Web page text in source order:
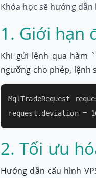
Khóa học sẽ hướng
1. Giới hạn
Khi gửi lệnh qua hàm
ngưỡng cho phép, lệnh
MqlTradeRequest
request.deviation =
2. Tối ưu
Hướng dẫn cấu hình